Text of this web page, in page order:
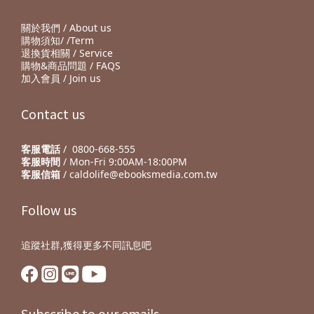
關於我們 / About us
購物須知/ /Term
退換貨相關 / Service
購物&商品問題 / FAQS
加入會員 / Join us
Contact us
客服電話 / 0800-668-555
客服時間 / Mon-Fri 9:00AM-18:00PM
客服信箱 / caldolife@ebooksmedia.com.tw
Follow us
追蹤社群,獲得更多不同訊息吧